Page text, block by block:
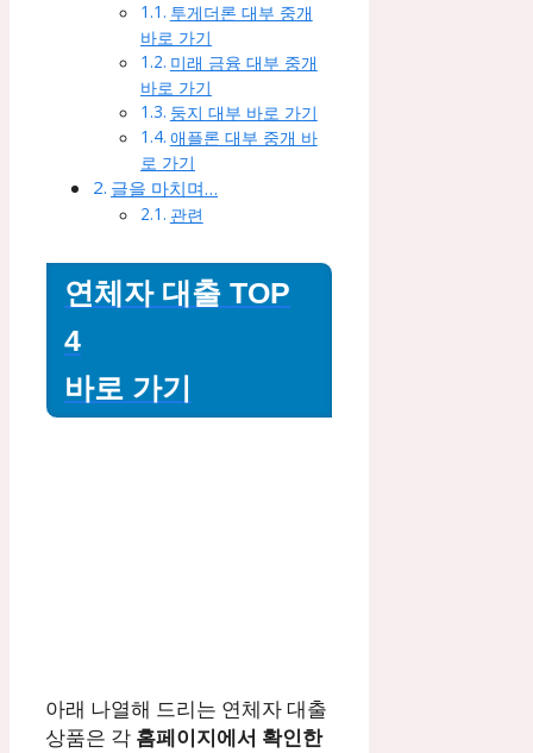
투게더론 대부 중개
바로 가기
미래 금융 대부 중개
바로 가기
둥지 대부 바로 가기
애플론 대부 중개 바
로 가기
글을 마치며…
관련
연체자 대출 TOP
4
바로 가기
아래 나열해 드리는 연체자 대출
상품은 각 홈페이지에서 확인한